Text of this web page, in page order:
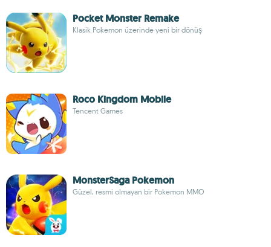
Pocket Monster Remake
Klasik Pokemon üzerinde yeni bir dönüş
Roco Kingdom Mobile
Tencent Games
MonsterSaga Pokemon
Güzel, resmi olmayan bir Pokemon MMO